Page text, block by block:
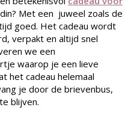
Met een juweel zoals de
goed. Het cadeau wordt
verpakt en altijd snel
we een
waarop je een lieve
het cadeau helemaal
je door de brievenbus,
blijven.